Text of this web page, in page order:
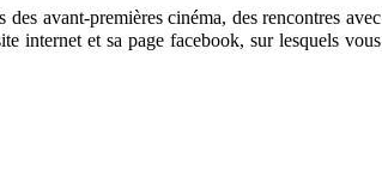
avant-premières cinéma, des rencontres avec
internet et sa page facebook, sur lesquels vous